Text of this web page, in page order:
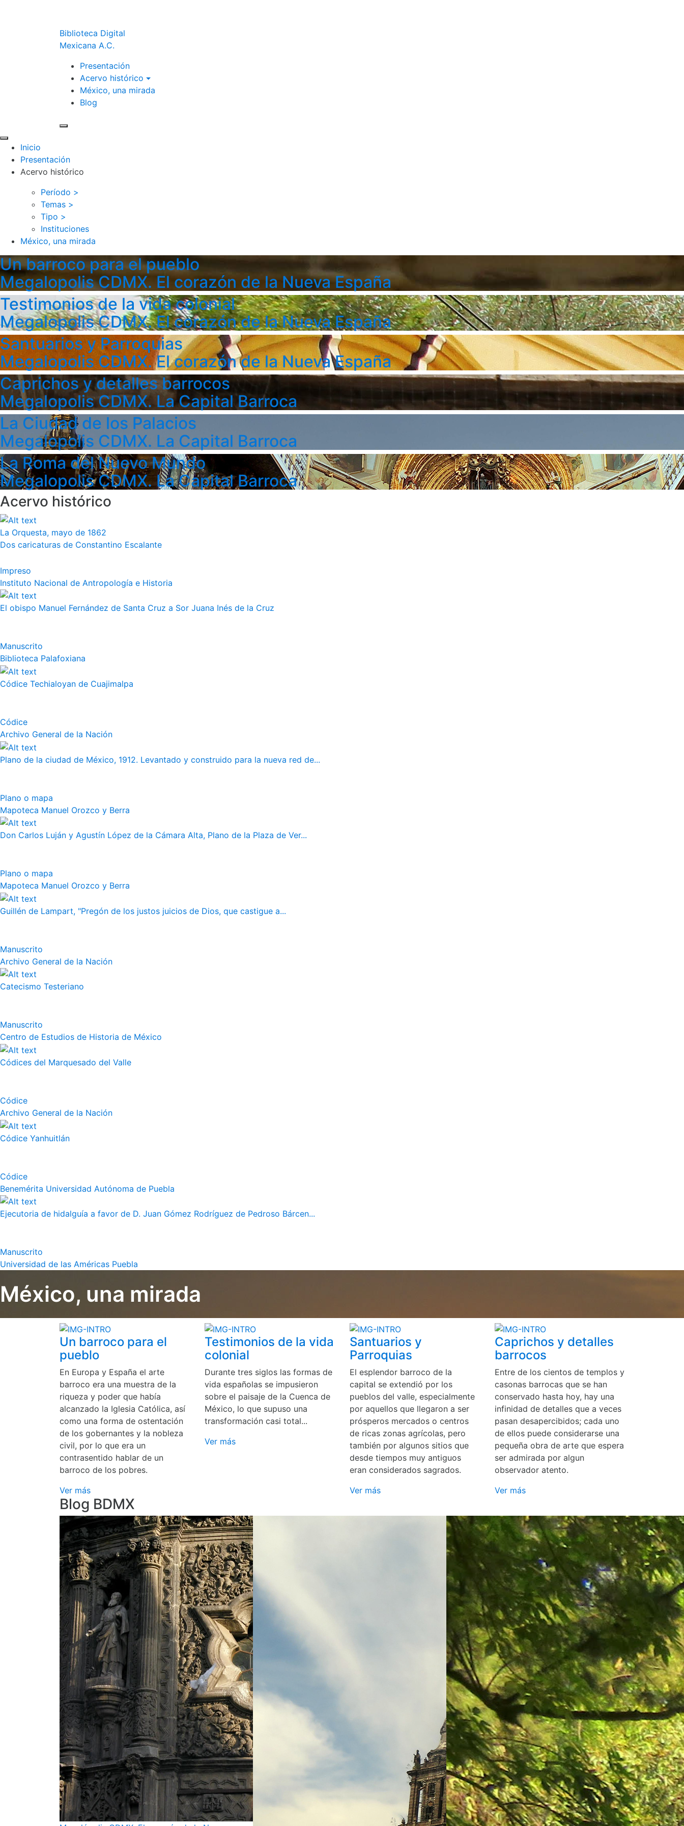
Biblioteca Digital
Mexicana A.C.
Presentación
Acervo histórico
México, una mirada
Blog
Inicio
Presentación
Acervo histórico
Período >
Temas >
Tipo >
Instituciones
México, una mirada
Un barroco para el pueblo
Megalopolis CDMX. El corazón de la Nueva España
Testimonios de la vida colonial
Megalopolis CDMX. El corazón de la Nueva España
Santuarios y Parroquias
Megalopolis CDMX. El corazón de la Nueva España
Caprichos y detalles barrocos
Megalopolis CDMX. La Capital Barroca
La Ciudad de los Palacios
Megalopolis CDMX. La Capital Barroca
La Roma del Nuevo Mundo
Megalopolis CDMX. La Capital Barroca
Acervo histórico
La Orquesta, mayo de 1862
Dos caricaturas de Constantino Escalante
Impreso
Instituto Nacional de Antropología e Historia
El obispo Manuel Fernández de Santa Cruz a Sor Juana Inés de la Cruz
Manuscrito
Biblioteca Palafoxiana
Códice Techialoyan de Cuajimalpa
Códice
Archivo General de la Nación
Plano de la ciudad de México, 1912. Levantado y construido para la nueva red de...
Plano o mapa
Mapoteca Manuel Orozco y Berra
Don Carlos Luján y Agustín López de la Cámara Alta, Plano de la Plaza de Ver...
Plano o mapa
Mapoteca Manuel Orozco y Berra
Guillén de Lampart, "Pregón de los justos juicios de Dios, que castigue a...
Manuscrito
Archivo General de la Nación
Catecismo Testeriano
Manuscrito
Centro de Estudios de Historia de México
Códices del Marquesado del Valle
Códice
Archivo General de la Nación
Códice Yanhuitlán
Códice
Benemérita Universidad Autónoma de Puebla
Ejecutoria de hidalguía a favor de D. Juan Gómez Rodríguez de Pedroso Bárcen...
Manuscrito
Universidad de las Américas Puebla
México, una mirada
Un barroco para el
pueblo
En Europa y España el arte
barroco era una muestra de la
riqueza y poder que había
alcanzado la Iglesia Católica, así
como una forma de ostentación
de los gobernantes y la nobleza
civil, por lo que era un
contrasentido hablar de un
barroco de los pobres.
Ver más
Testimonios de la vida
colonial
Durante tres siglos las formas de
vida españolas se impusieron
sobre el paisaje de la Cuenca de
México, lo que supuso una
transformación casi total...
Ver más
Santuarios y
Parroquias
El esplendor barroco de la
capital se extendió por los
pueblos del valle, especialmente
por aquellos que llegaron a ser
prósperos mercados o centros
de ricas zonas agrícolas, pero
también por algunos sitios que
desde tiempos muy antiguos
eran considerados sagrados.
Ver más
Caprichos y detalles
barrocos
Entre de los cientos de templos y
casonas barrocas que se han
conservado hasta hoy, hay una
infinidad de detalles que a veces
pasan desapercibidos; cada uno
de ellos puede considerarse una
pequeña obra de arte que espera
ser admirada por algun
observador atento.
Ver más
Blog BDMX